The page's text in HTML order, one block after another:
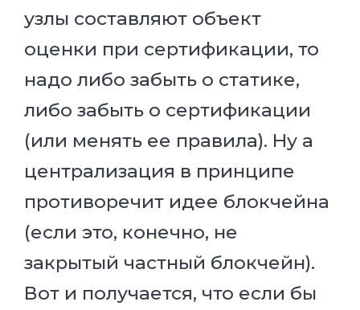
узлы составляют объект
оценки при сертификации, то
надо либо забыть о статике,
либо забыть о сертификации
(или менять ее правила). Ну а
централизация в принципе
противоречит идее блокчейна
(если это, конечно, не
закрытый частный блокчейн).
Вот и получается, что если бы